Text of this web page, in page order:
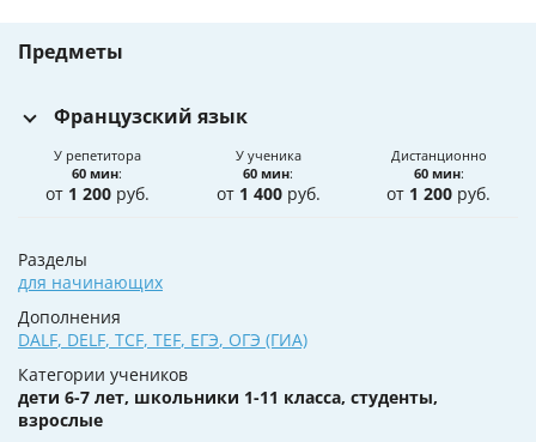
Предметы
Французский язык
У репетитора
60 мин:
от 1 200руб.
У ученика
60 мин:
от 1 400руб.
Дистанционно
60 мин:
от 1 200 руб.
Разделы
для начинающих
Дополнения
DALF, DELF, TCF, TEF, ЕГЭ, ОГЭ (ГИА)
Категории учеников
дети 6-7 лет, школьники 1-11 класса, студенты,
взрослые